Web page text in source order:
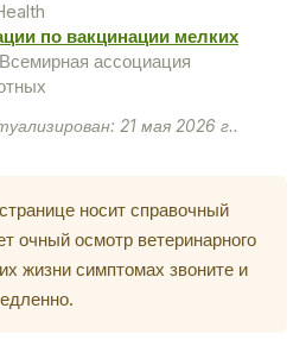
по вакцинации мелких
ассоциация
21 мая 2026 г..
носит справочный
очный осмотр ветеринарного
жизни симптомах звоните и